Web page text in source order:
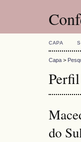
CAPA
Capa >
do